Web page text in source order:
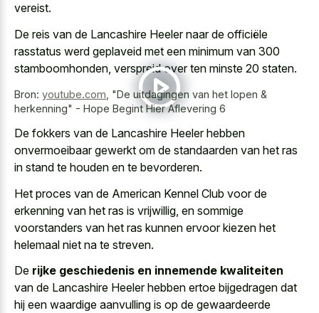
vereist.
De reis van de Lancashire Heeler naar de officiële
rasstatus werd geplaveid met een minimum van 300
stamboomhonden, verspreid over ten minste 20 staten.
Bron: youtube.com "De uitdagingen van het lopen &
herkenning" - Hope Begint Hier Aflevering 6
De fokkers van de Lancashire Heeler hebben
onvermoeibaar gewerkt om de standaarden van het ras
in stand te houden en te bevorderen.
Het proces van de American Kennel Club voor de
erkenning van het ras is vrijwillig, en sommige
voorstanders van het ras kunnen ervoor kiezen het
helemaal niet na te streven.
De rijke geschiedenis en innemende kwaliteiten
van de Lancashire Heeler hebben ertoe bijgedragen dat
hij een waardige aanvulling is op de gewaardeerde